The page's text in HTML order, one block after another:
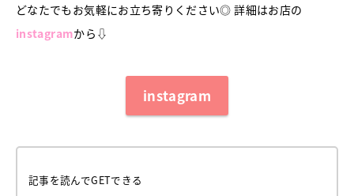
どなたでもお気軽にお立ち寄りください◎ 詳細はお店の
instagramから⇩
instagram
記事を読んでGETできる